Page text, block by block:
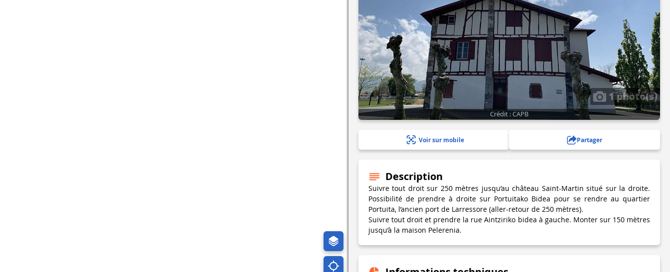
1 photo(s)
Crédit : CAPB
Voir sur mobile Partager
Description
Suivre tout droit sur 250 mètres jusqu’au château Saint-Martin situé sur la droite.
Possibilité de prendre à droite sur Portuitako Bidea pour se rendre au quartier
Portuita, l’ancien port de Larressore (aller-retour de 250 mètres).
Suivre tout droit et prendre la rue Aintziriko bidea à gauche. Monter sur 150 mètres
jusqu’à la maison Pelerenia.